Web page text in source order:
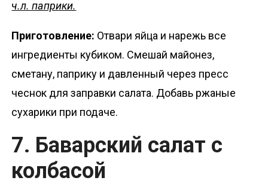
ч.л. паприки.
Приготовление: Отвари яйца и нарежь все
ингредиенты кубиком. Смешай майонез,
сметану, паприку и давленный через пресс
чеснок для заправки салата. Добавь ржаные
сухарики при подаче.
7. Баварский салат с
колбасой